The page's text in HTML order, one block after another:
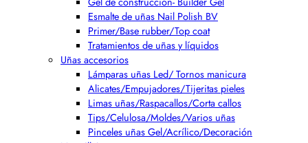
Esmalte de uñas Nail Polish BV
Primer/Base rubber/Top coat
Tratamientos de uñas y líquidos
Uñas accesorios
Lámparas uñas Led/ Tornos manicura
Alicates/Empujadores/Tijeritas pieles
Limas uñas/Raspacallos/Corta callos
Tips/Celulosa/Moldes/Varios uñas
Pinceles uñas Gel/Acrílico/Decoración